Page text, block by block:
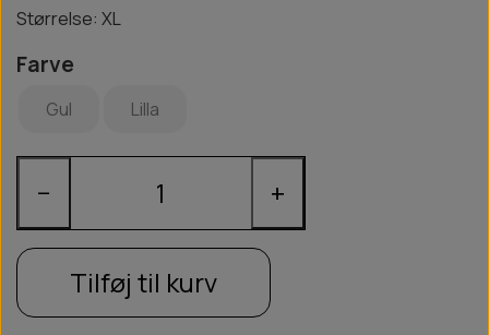
Størrelse: XL
Farve
Gul Lilla
− +
Tilføj til kurv